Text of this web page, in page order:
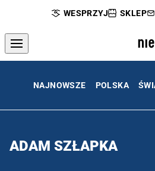
WESPRZYJ SKLEP
NAJNOWSZE POLSKA
ADAM SZŁAPKA